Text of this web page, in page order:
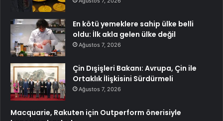
En kötü yemeklere sahip ülke belli
oldu: İlk akla gelen ülke değil
Ağustos 7, 2026
Çin Dışişleri Bakanı: Avrupa, Çin ile
Ortaklık İlişkisini Sürdürmeli
Ağustos 7, 2026
Macquarie, Rakuten için Outperform önerisiyle